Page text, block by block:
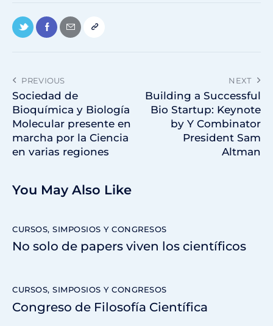
PREVIOUS
Sociedad de
Bioquímica y Biología
Molecular presente en
marcha por la Ciencia
en varias regiones
NEXT
Building a Successful
Bio Startup: Keynote
by Y Combinator
President Sam
Altman
You May Also Like
CURSOS, SIMPOSIOS Y CONGRESOS
No solo de papers viven los científicos
CURSOS, SIMPOSIOS Y CONGRESOS
Congreso de Filosofía Científica